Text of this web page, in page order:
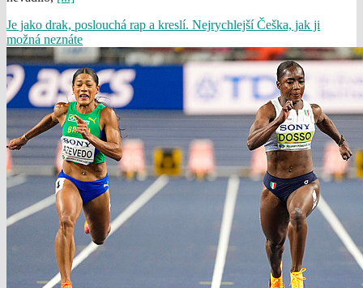
Je jako drak, poslouchá rap a kreslí. Nejrychlejší Češka, jak ji
možná neznáte